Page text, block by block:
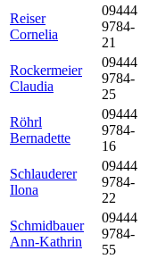
Reiser
Cornelia
09444
9784-
21
Rockermeier
Claudia
09444
9784-
25
Röhrl
Bernadette
09444
9784-
16
Schlauderer
Ilona
09444
9784-
22
Schmidbauer
Ann-Kathrin
09444
9784-
55